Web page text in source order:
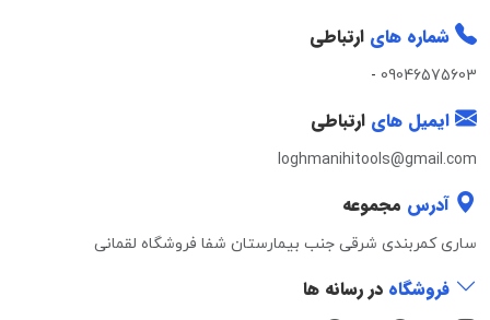
شماره های ارتباطی
09046575603
-
ایمیل های ارتباطی
loghmanihitools@gmail.com
آدرس مجموعه
ساری کمربندی شرقی جنب بیمارستان شفا فروشگاه لقمانی
فروشگاه در رسانه ها